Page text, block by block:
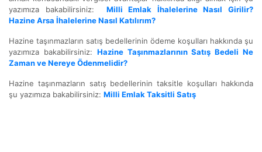
yazımıza bakabilirsiniz: Milli Emlak İhalelerine Nasıl Girilir?
Hazine Arsa İhalelerine Nasıl Katılırım?
Hazine taşınmazların satış bedellerinin ödeme koşulları hakkında şu
yazımıza bakabilirsiniz: Hazine Taşınmazlarının Satış Bedeli Ne
Zaman ve Nereye Ödenmelidir?
Hazine taşınmazların satış bedellerinin taksitle koşulları hakkında
şu yazımıza bakabilirsiniz: Milli Emlak Taksitli Satış